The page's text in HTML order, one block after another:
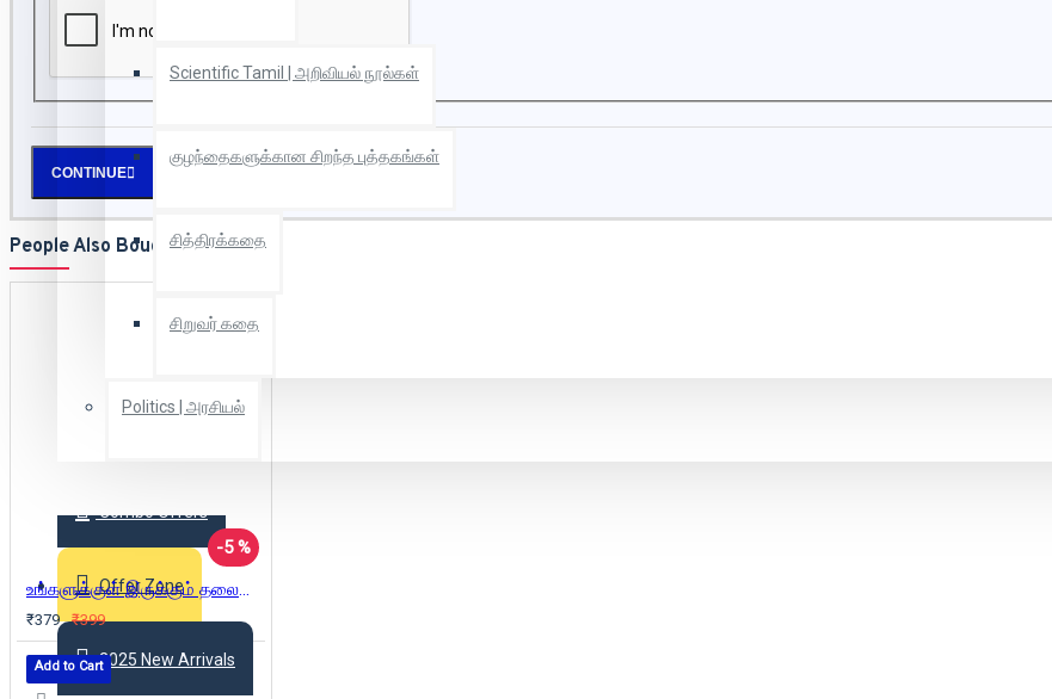
Scientific Tamil | அறிவியல் நூல்கள்
குழந்தைகளுக்கான சிறந்த புத்தகங்கள்
சித்திரக்கதை
சிறுவர் கதை
Politics | அரசியல்
Combo Offers
Offer Zone
2025 New Arrivals
CONTINUE
People Also Bought
-5 %
உங்களுக்குள் இருக்கும் தலைமைத்துவத்தை வளர்த்தெடுக்க
₹379 ₹399
Add to Cart